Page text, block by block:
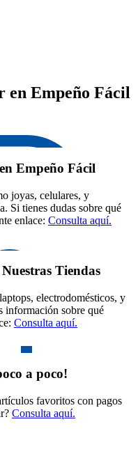
en Empeño Fácil
Empeño Fácil
joyas, celulares, y
Si tienes dudas sobre qué
enlace: Consulta aquí.
Tiendas
electrodomésticos, y
información sobre qué
Consulta aquí.
a poco!
favoritos con pagos
Consulta aquí.